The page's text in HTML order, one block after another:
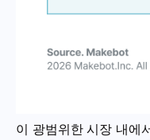
이 광범위한 시장 내에